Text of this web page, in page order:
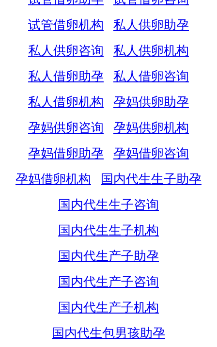
试管借卵机构
私人供卵助孕
私人供卵咨询
私人供卵机构
私人借卵助孕
私人借卵咨询
私人借卵机构
孕妈供卵助孕
孕妈供卵咨询
孕妈供卵机构
孕妈借卵助孕
孕妈借卵咨询
孕妈借卵机构
国内代生生子助孕
国内代生生子咨询
国内代生生子机构
国内代生产子助孕
国内代生产子咨询
国内代生产子机构
国内代生包男孩助孕